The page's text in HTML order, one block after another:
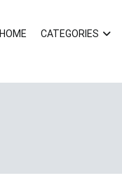
HOME CATEGORIES